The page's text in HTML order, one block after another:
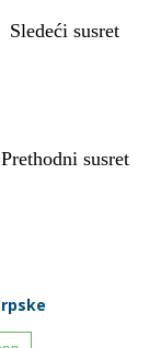
Sledeći susret
Prethodni susret